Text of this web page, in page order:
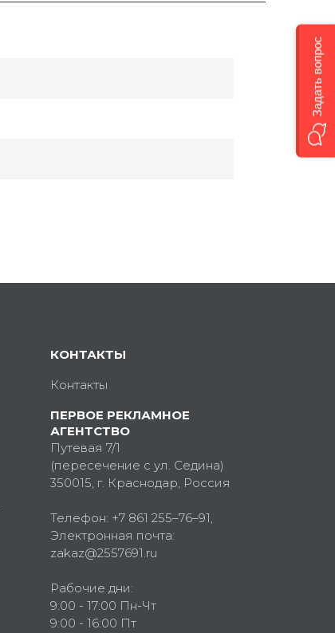
КОНТАКТЫ
Контакты
ПЕРВОЕ РЕКЛАМНОЕ
АГЕНТСТВО
Путевая 7/1
(пересечение с ул. Седина)
350015, г. Краснодар, Россия
Телефон: +7 861 255–76–91,
Электронная почта:
zakaz@2557691.ru
Рабочие дни:
9:00 - 17:00 Пн-Чт
9:00 - 16:00 Пт
Задать вопрос